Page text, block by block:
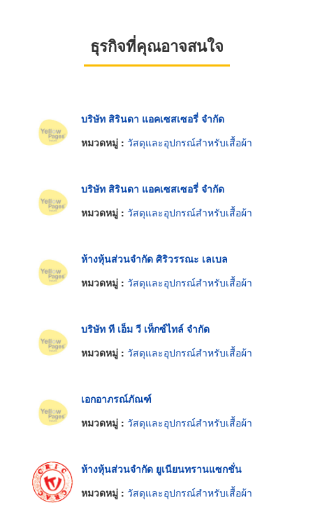
ธุรกิจที่คุณอาจสนใจ
บริษัท สิรินดา แอคเซสเซอรี่ จำกัด
หมวดหมู่ : วัสดุและอุปกรณ์สำหรับเสื้อผ้า
บริษัท สิรินดา แอคเซสเซอรี่ จำกัด
หมวดหมู่ : วัสดุและอุปกรณ์สำหรับเสื้อผ้า
ห้างหุ้นส่วนจำกัด ศิริวรรณะ เลเบล
หมวดหมู่ : วัสดุและอุปกรณ์สำหรับเสื้อผ้า
บริษัท ที เอ็ม วี เท็กซ์ไทล์ จำกัด
หมวดหมู่ : วัสดุและอุปกรณ์สำหรับเสื้อผ้า
เอกอาภรณ์ภัณฑ์
หมวดหมู่ : วัสดุและอุปกรณ์สำหรับเสื้อผ้า
ห้างหุ้นส่วนจำกัด ยูเนียนทรานแซกชั่น
หมวดหมู่ : วัสดุและอุปกรณ์สำหรับเสื้อผ้า